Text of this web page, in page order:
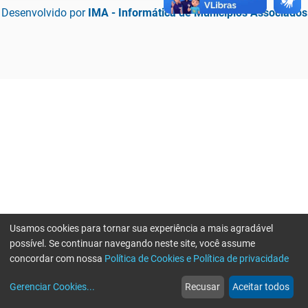
Desenvolvido por IMA - Informática de Municípios Associados
web
Notícias
more_horiz
Mais
Usamos cookies para tornar sua experiência a mais agradável
possível. Se continuar navegando neste site, você assume
concordar com nossa Política de Cookies e Política de privacidade
Gerenciar Cookies... Recusar Aceitar todos
Erro ao enviar informações, por favor tente novamente